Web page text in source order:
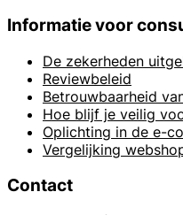
Informatie voor
De zekerheden
Reviewbeleid
Betrouwbaarheid
Hoe blijf je veilig
Oplichting in de e-
Vergelijking
Contact